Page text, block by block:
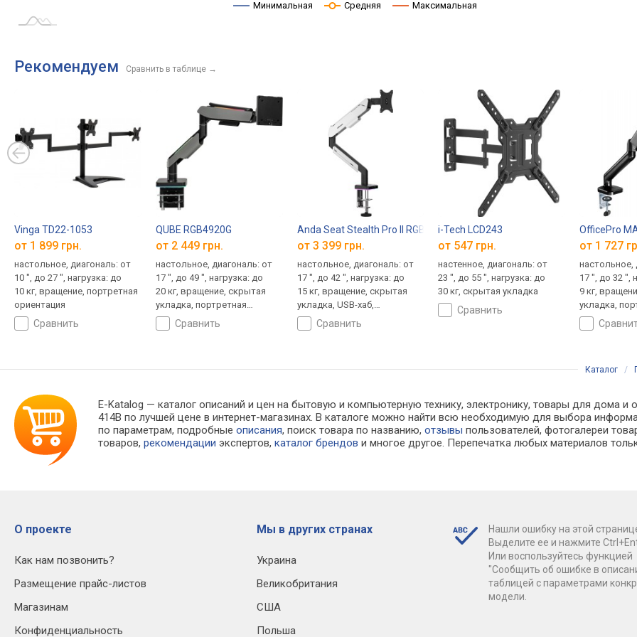
Минимальная Средняя Максимальная
Рекомендуем Сравнить в таблице →
Vinga TD22-1053
от 1 899 грн.
настольное, диагональ: от
10 ", до 27 ", нагрузка: до
10 кг, вращение, портретная
ориентация
сравнить
QUBE RGB4920G
от 2 449 грн.
настольное, диагональ: от
17 ", до 49 ", нагрузка: до
20 кг, вращение, скрытая
укладка, портретная
ориентациясравнить
Anda Seat Stealth Pro II RGB
от 3 399 грн.
настольное, диагональ: от
17 ", до 42 ", нагрузка: до
15 кг, вращение, скрытая
укладка, USB-хаб,
портретная ориентация
сравнить
i-Tech LCD243
от 547 грн.
настенное, диагональ: от
23 ", до 55 ", нагрузка: до
30 кг, скрытая укладка
сравнить
OfficePro
от 1 727
настольное,
17 ", до 32 ",
9 кг,
укладка,
ориентация
Каталог /
E-Katalog — каталог описаний и цен на бытовую и компьютерную технику, электронику, товары для дома и
414B по лучшей цене в интернет-магазинах. В каталоге можно найти всю необходимую для выбора
по параметрам, подробныеописания, поиск товара по названию,отзывы пользователей, фотогалереи
товаров,рекомендации экспертов,каталог брендов и многое другое. Перепечатка любых материалов
О проекте
Как нам позвонить?
Размещение прайс-листов
Магазинам
Конфиденциальность
Мы в других странах
Украина
Великобритания
США
Польша
Нашли ошибку на этой
Выделите ее и нажмите
Или воспользуйтесь функцией
"Сообщить об ошибке в
таблицей с параметрами
модели.